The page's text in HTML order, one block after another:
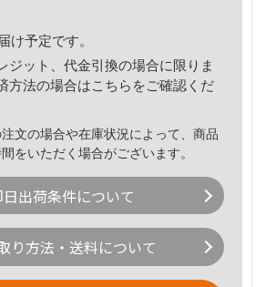
け予定です。
ジット、代金引換の場合に限りま
方法の場合はこちら をご確認くだ
文の場合や在庫状況によって、商品
をいただく場合がございます。
日出荷条件について
り方法・送料について